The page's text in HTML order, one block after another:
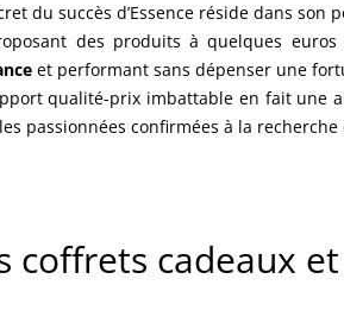
du succès d’Essence réside dans
des produits à quelques
et performant sans dépenser une
qualité-prix imbattable en fait une
passionnées confirmées à la
coffrets cadeaux